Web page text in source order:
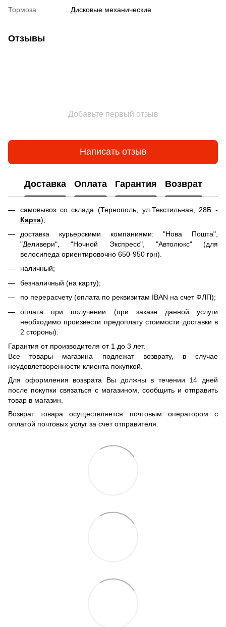
Тормоза Дисковые механические
Отзывы
Добавьте первый отзыв
Написать отзыв
Доставка Оплата Гарантия Возврат
самовывоз со склада (Тернополь, ул.Текстильная, 28Б -
Карта);
доставка курьерскими компаниями: "Нова Пошта",
"Деливери", "Ночной Экспресс", "Автолюкс" (для
велосипеда ориентировочно 650-950 грн).
наличный;
безналичный (на карту);
по перерасчету (оплата по реквизитам IBAN на счет ФЛП);
оплата при получении (при заказе данной услуги
необходимо произвести предоплату стоимости доставки в
2 стороны).
Гарантия от производителя от 1 до 3 лет.
Все товары магазина подлежат возврату, в случае
неудовлетворенности клиента покупкой.
Для оформления возврата Вы должны в течении 14 дней
после покупки связаться с магазином, сообщить и отправить
товар в магазин.
Возврат товара осуществляется почтовым оператором с
оплатой почтовых услуг за счет отправителя.